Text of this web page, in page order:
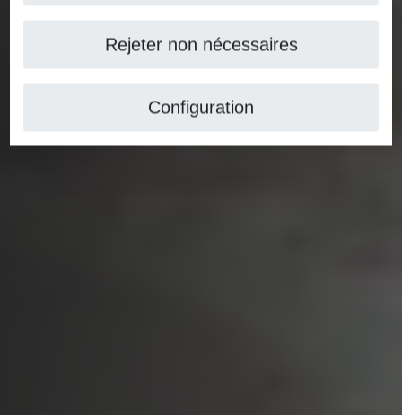
Rejeter non nécessaires
Configuration